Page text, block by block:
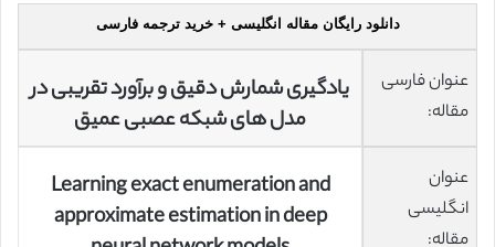
دانلود رایگان مقاله انگلیسی + خرید ترجمه فارسی
عنوان فارسی
مقاله:
یادگیری شمارش دقیق و برآورد تقریبی در
مدل های شبکه عصبی عمیق
عنوان
انگلیسی
مقاله:
Learning exact enumeration and
approximate estimation in deep